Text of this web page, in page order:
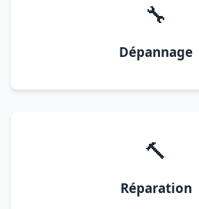
🔧
Dépannage
🔨
Réparation